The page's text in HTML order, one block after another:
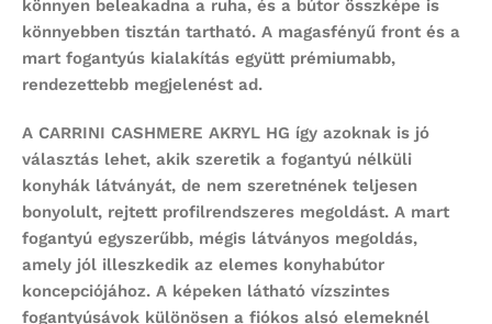
könnyen beleakadna a ruha, és a bútor összképe is
könnyebben tisztán tartható. A magasfényű front és a
mart fogantyús kialakítás együtt prémiumabb,
rendezettebb megjelenést ad.
A CARRINI CASHMERE AKRYL HG így azoknak is jó
választás lehet, akik szeretik a fogantyú nélküli
konyhák látványát, de nem szeretnének teljesen
bonyolult, rejtett profilrendszeres megoldást. A mart
fogantyú egyszerűbb, mégis látványos megoldás,
amely jól illeszkedik az elemes konyhabútor
koncepciójához. A képeken látható vízszintes
fogantyúsávok különösen a fiókos alsó elemeknél